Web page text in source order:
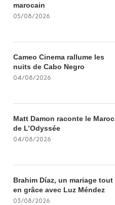
marocain
05/08/2026
Cameo Cinema rallume les
nuits de Cabo Negro
04/08/2026
Matt Damon raconte le Maroc
de L’Odyssée
04/08/2026
Brahim Díaz, un mariage tout
en grâce avec Luz Méndez
03/08/2026